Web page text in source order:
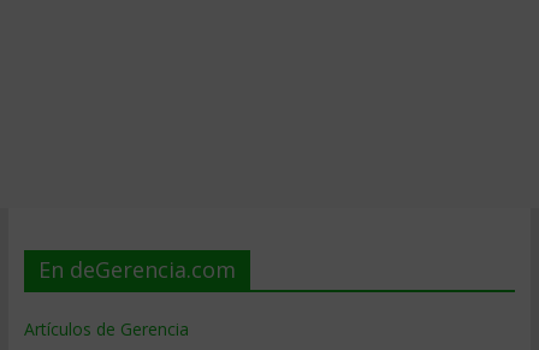
En deGerencia.com
Artículos de Gerencia